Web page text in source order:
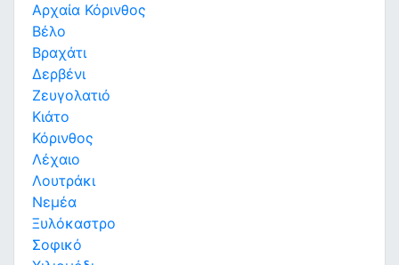
Αρχαία Κόρινθος
Βέλο
Βραχάτι
Δερβένι
Ζευγολατιό
Κιάτο
Κόρινθος
Λέχαιο
Λουτράκι
Νεμέα
Ξυλόκαστρο
Σοφικό